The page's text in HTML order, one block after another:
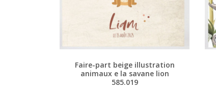
Faire-part beige illustration
animaux e la savane lion
585.019